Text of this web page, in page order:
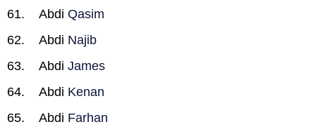
Abdi Qasim
Abdi Najib
Abdi James
Abdi Kenan
Abdi Farhan